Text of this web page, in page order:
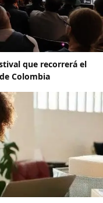
que recorrerá el
Colombia